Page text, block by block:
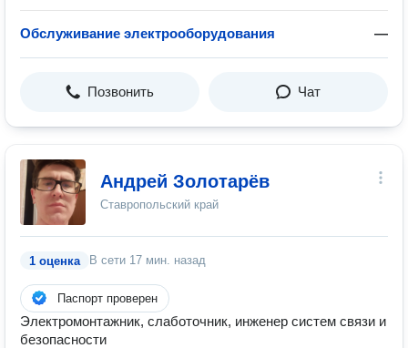
Обслуживание электрооборудования —
Позвонить Чат
Андрей Золотарёв
Ставропольский край
1 оценка В сети 17 мин. назад
Паспорт проверен
Электромонтажник, слаботочник, инженер систем связи и
безопасности